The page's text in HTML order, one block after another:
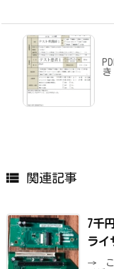
 関連記事
7千
ライ
→ こ